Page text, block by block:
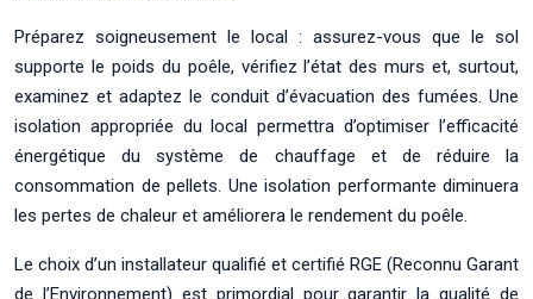
Préparez soigneusement le local : assurez-vous que le sol
supporte le poids du poêle, vérifiez l’état des murs et, surtout,
examinez et adaptez le conduit d’évacuation des fumées. Une
isolation appropriée du local permettra d’optimiser l’efficacité
énergétique du système de chauffage et de réduire la
consommation de pellets. Une isolation performante diminuera
les pertes de chaleur et améliorera le rendement du poêle.
Le choix d’un installateur qualifié et certifié RGE (Reconnu Garant
de l’Environnement) est primordial pour garantir la qualité de